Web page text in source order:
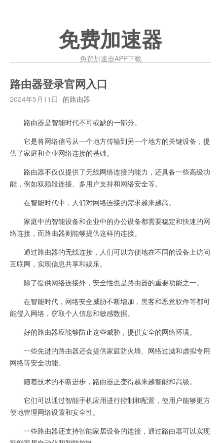
免费加速器
免费加速器APP下载
路由器登录官网入口
2024年5月11日 的路由器
路由器是智能时代不可或缺的一部分。
它是将网络信号从一个地方传输到另一个地方的关键设备，提
供了家庭和企业网络连接的基础。
路由器不仅仅提供了无线网络连接的能力，还具备一些高级功
能，例如双频段连接、多用户支持和网络安全等。
在智能时代中，人们对网络连接的需求越来越高。
家庭中的智能设备和企业中的办公设备都需要稳定和快速的网
络连接，而路由器则能够提供这样的连接。
通过路由器的无线连接，人们可以方便地在不同的设备上访问
互联网，实现信息共享和娱乐。
除了提供网络连接外，安全性也是路由器的重要功能之一。
在智能时代，网络安全威胁不断增加，黑客和恶意软件等都可
能侵入网络，窃取个人信息和敏感数据。
好的路由器应能够防止这些威胁，提供安全的网络环境。
一些先进的路由器还会提供家庭防火墙、网络过滤和虚拟专用
网络等安全功能。
随着技术的不断进步，路由器正变得越来越智能和高级。
它们可以通过智能手机应用进行控制和配置，使用户能够更方
便地管理网络设置和安全性。
一些路由器还支持智能家居设备的连接，通过路由器可以实现